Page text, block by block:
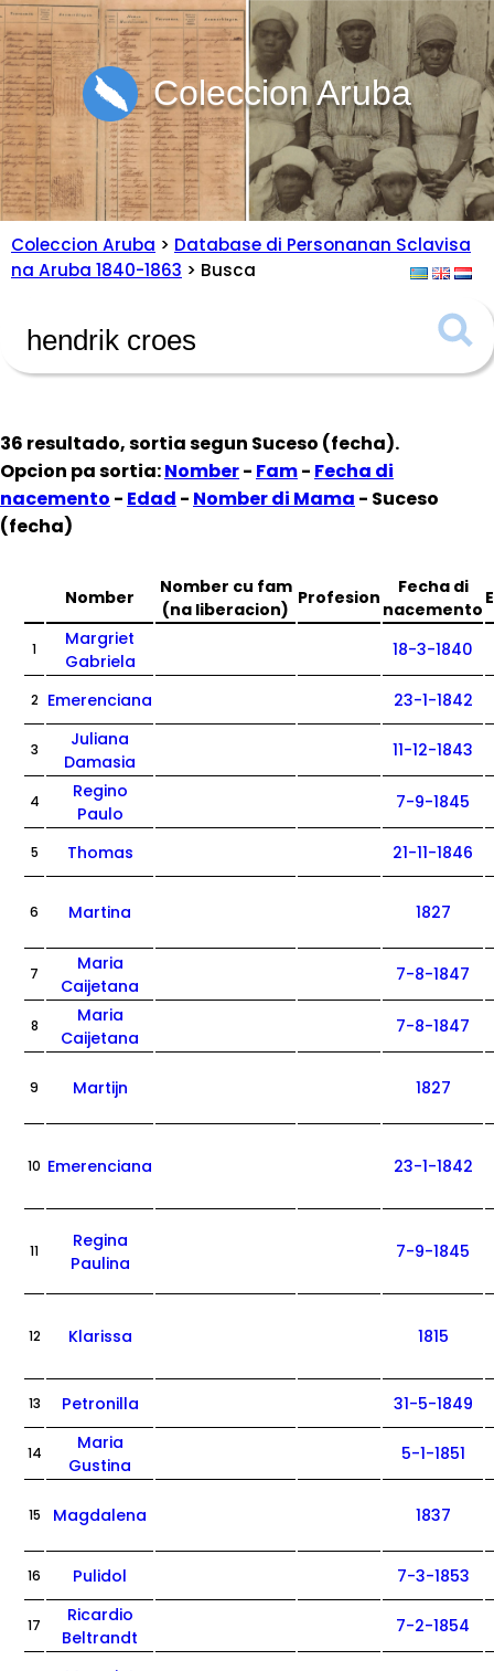
Coleccion Aruba
Coleccion Aruba > Database di Personanan Sclavisa
na Aruba 1840-1863 > Busca
36 resultado, sortia segun Suceso (fecha).
Opcion pa sortia:Nomber- Fam- Fecha di
nacemento - Edad - Nomber di Mama - Suceso
(fecha)
Nomber
Nomber cu fam
(na liberacion)
Profesion
Fecha di
nacemento
1
Margriet
Gabriela
18-3-1840
2 Emerenciana 23-1-1842
3
Juliana
Damasia
11-12-1843
4
Regino
Paulo
7-9-1845
5 Thomas 21-11-1846
6 Martina 1827
7
Maria
Caijetana
7-8-1847
8
Maria
Caijetana
7-8-1847
9 Martijn 1827
10 Emerenciana 23-1-1842
11
Regina
Paulina
7-9-1845
12 Klarissa 1815
13 Petronilla 31-5-1849
14
Maria
Gustina
5-1-1851
15 Magdalena 1837
16 Pulidol 7-3-1853
17
Ricardio
Beltrandt
7-2-1854